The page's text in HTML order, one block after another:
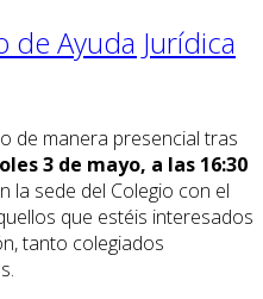
de Ayuda Jurídica
de manera presencial tras
3 de mayo, a las 16:30
la sede del Colegio con el
que estéis interesados
tanto colegiados